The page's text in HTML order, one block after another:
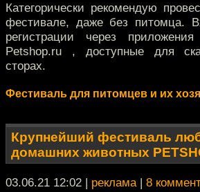
Категорически рекомендую
фестивале, даже без питомца.
регистрации через
Petshop.ru , доступные для
сторах.
Фестиваль для питомцев и их
Крупнейший фестиваль
домашних животных
03.06.21 12:02 | реклама| 8